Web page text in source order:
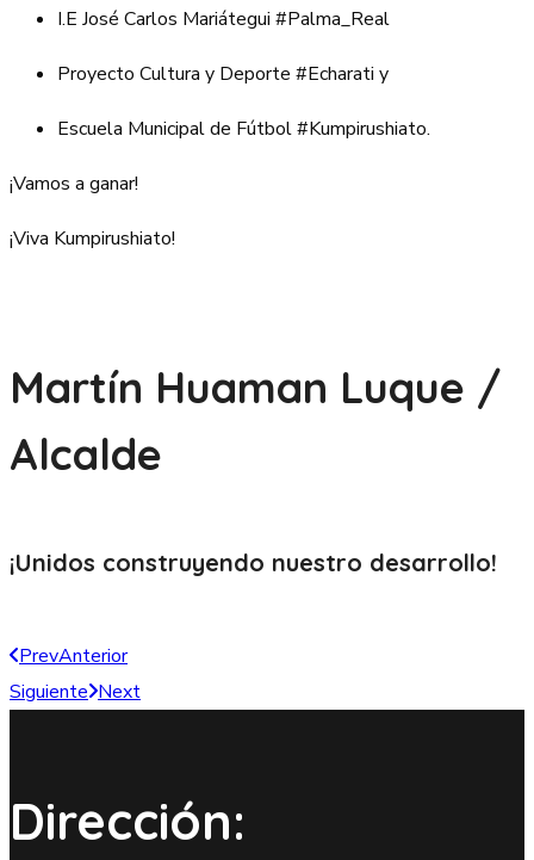
I.E José Carlos Mariátegui #Palma_Real
Proyecto Cultura y Deporte #Echarati y
Escuela Municipal de Fútbol #Kumpirushiato.
¡Vamos a ganar!
¡Viva Kumpirushiato!
Martín Huaman Luque /
Alcalde
¡Unidos construyendo nuestro desarrollo!
PrevAnterior
Siguiente Next
Dirección: